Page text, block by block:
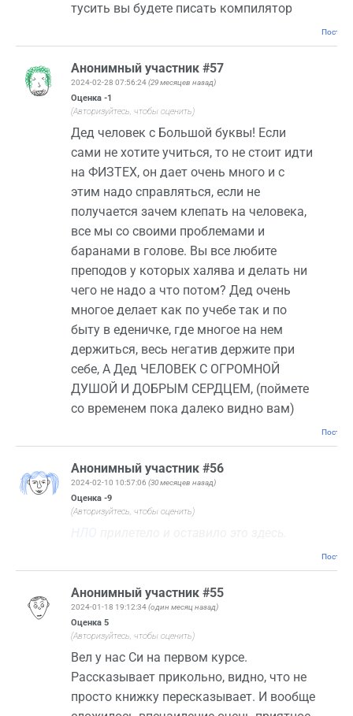
тусить вы будете писать компилятор
Анонимный участник #57
2024-02-28 07:56:24(29 месяцев назад)
Оценка -1
(Авторизуйтесь, чтобы оценить)
Дед человек с Большой буквы! Если
сами не хотите учиться, то не стоит идти
на ФИЗТЕХ, он дает очень много и с
этим надо справляться, если не
получается зачем клепать на человека,
все мы со своими проблемами и
баранами в голове. Вы все любите
преподов у которых халява и делать ни
чего не надо а что потом? Дед очень
многое делает как по учебе так и по
быту в еденичке, где многое на нем
держиться, весь негатив держите при
себе, А Дед ЧЕЛОВЕК С ОГРОМНОЙ
ДУШОЙ И ДОБРЫМ СЕРДЦЕМ, (поймете
со временем пока далеко видно вам)
Анонимный участник #56
2024-02-10 10:57:06 (30 месяцев назад)
Оценка -9
(Авторизуйтесь, чтобы оценить)
Анонимный участник #55
2024-01-18 19:12:34(один месяц назад)
Оценка 5
(Авторизуйтесь, чтобы оценить)
Вел у нас Си на первом курсе.
Рассказывает прикольно, видно, что не
просто книжку пересказывает. И вообще